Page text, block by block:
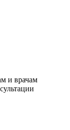
и врачам